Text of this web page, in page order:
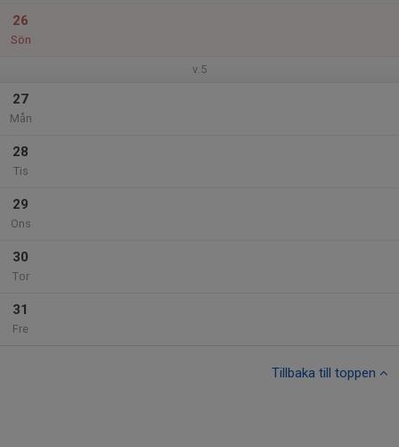
26
Sön
v.5
27
Mån
28
Tis
29
Ons
30
Tor
31
Fre
Tillbaka till toppen